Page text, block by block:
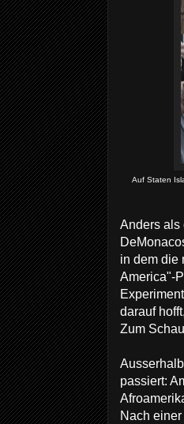
Auf Staten
Anders als
in dem die
America"-
darauf
Zum
passiert:
Nach